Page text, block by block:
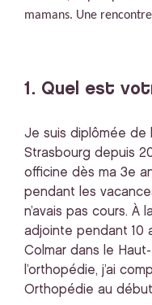
mamans. Une
1. Quel est
Je suis diplômée de
Strasbourg depuis
officine dès ma 3e
pendant les
n’avais pas cours. À
adjointe pendant 10
Colmar dans le
l’orthopédie, j’ai
Orthopédie au